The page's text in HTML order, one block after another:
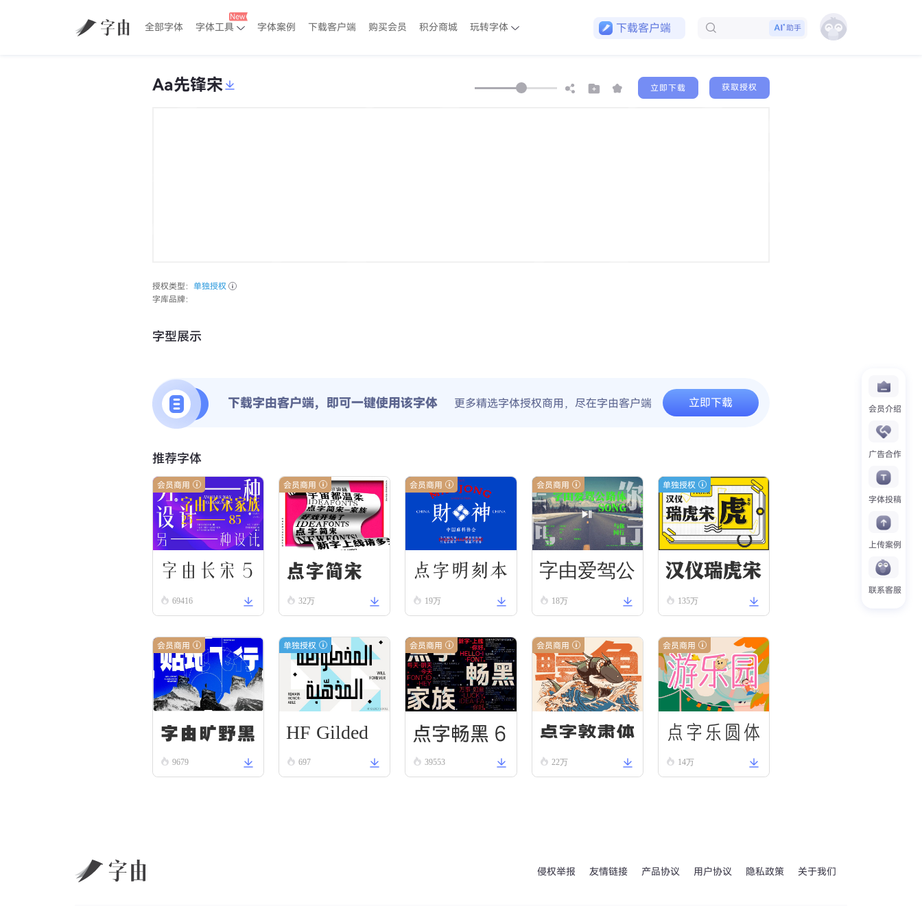
全部字体 字体工具 字体案例 下载客户端 购买会员 积分商城 玩转字体
下载客户端
助手
会员介绍
广告合作
字体投稿
上传案例
联系客服
Aa先锋宋 立即下载 获取授权
授权类型： 单独授权
字库品牌：
字型展示
下载字由客户端，即可一键使用该字体 更多精选字体授权商用，尽在字由客户端 立即下载
推荐字体
会员商用
字由长宋 5
569416
会员商用
点字简宋
32万
会员商用
点字明刻本
婉宋
19万
会员商用
字由爱驾公
路体-宋
18万
单独授权
汉仪瑞虎宋
W135万
会员商用
字由旷野黑
9679
单独授权
HF Gilded
Scroll
697
会员商用
点字畅黑 6
039553
会员商用
点字敦肃体
22万
会员商用
点字乐圆体
14万
侵权举报 友情链接 产品协议 用户协议 隐私政策 关于我们